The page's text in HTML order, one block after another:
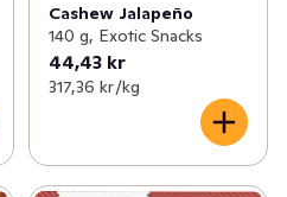
Cashew Jalapeño
140 g, Exotic Snacks
44,43 kr
317,36 kr /kg